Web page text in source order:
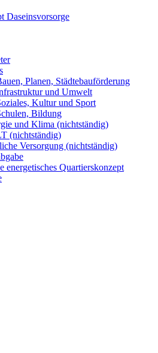
Daseinsvorsorge
Planen, Städtebauförderung
und Umwelt
Kultur und Sport
Bildung
und Klima (nichtständig)
(nichtständig)
Versorgung (nichtständig)
energetisches Quartierskonzept